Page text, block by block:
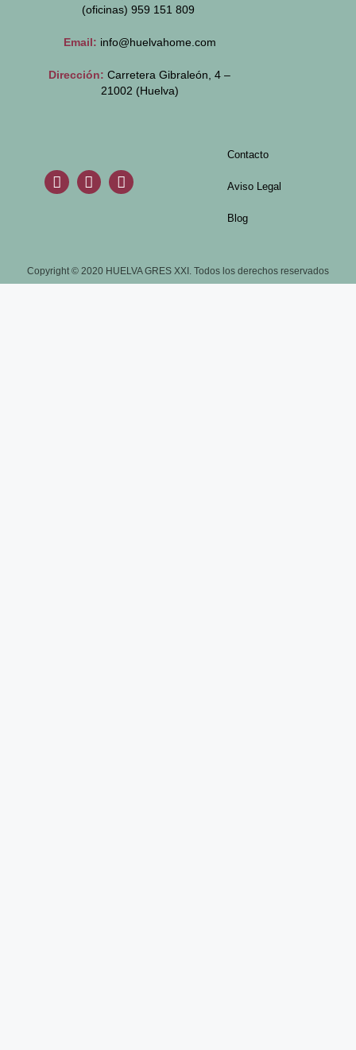
(oficinas) 959 151 809
Email: info@huelvahome.com
Dirección: Carretera Gibraleón, 4 –
21002 (Huelva)
Contacto
Aviso Legal
Blog
Copyright © 2020 HUELVA GRES XXI. Todos los derechos reservados